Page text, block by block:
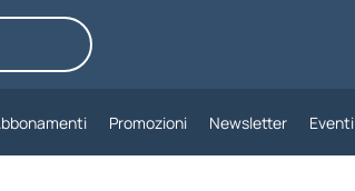
Promozioni Newsletter Eventi